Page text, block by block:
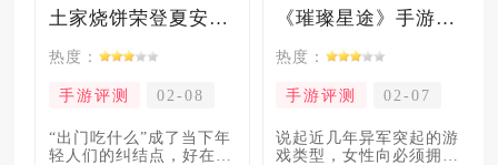
土家烧饼荣登夏安必吃榜？烧饼西施摇身成流量网红！
热度：
手游评测 02-08
“出门吃什么”成了当下年
轻人们的纠结点，好在美
《璀璨星途》手游测评：专注事业与搞钱，这波“真香”了！
热度：
手游评测 02-07
说起近几年异军突起的游
戏类型，女性向必须拥有